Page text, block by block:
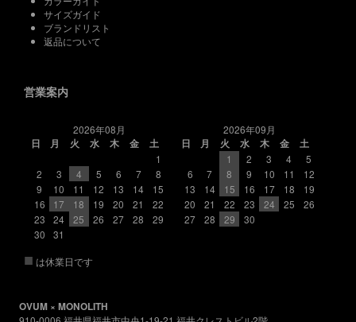
サイズガイド
ブランドリスト
返品について
営業案内
2026年08月
日
月 火 水 木 金
土
1
2
3 4 5 6 7
8
9
10 11 12 13 14
15
16
17 18 19 20 21
22
23
24 25 26 27 28
29
30
31
2026年09月
日
月 火 水 木 金
土
1
2 3 4
5
6
7 8 9 10 11
12
13
14 15 16 17 18
19
20
21 22 23 24 25
26
27
28 29 30
■ は休業日です
OVUM × MONOLITH